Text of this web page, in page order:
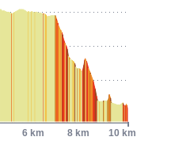
6 km 8 km 10 km